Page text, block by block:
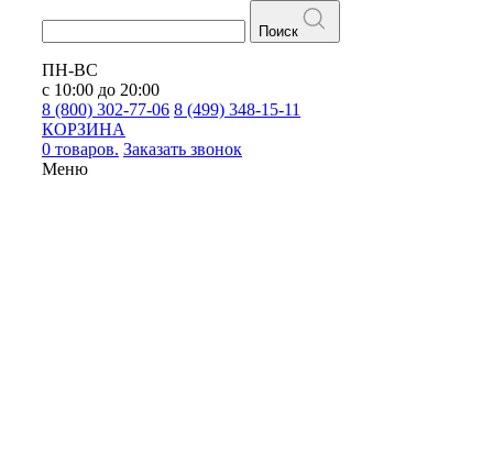
Поиск
ПН-ВС
с 10:00 до 20:00
8 (800) 302-77-06 8 (499) 348-15-11
КОРЗИНА
0 товаров. Заказать звонок
Меню